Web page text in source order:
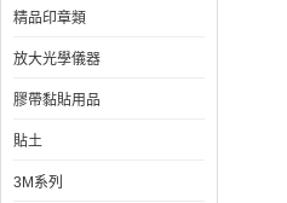
精品印章類
放大光學儀器
膠帶黏貼用品
貼土
3M系列